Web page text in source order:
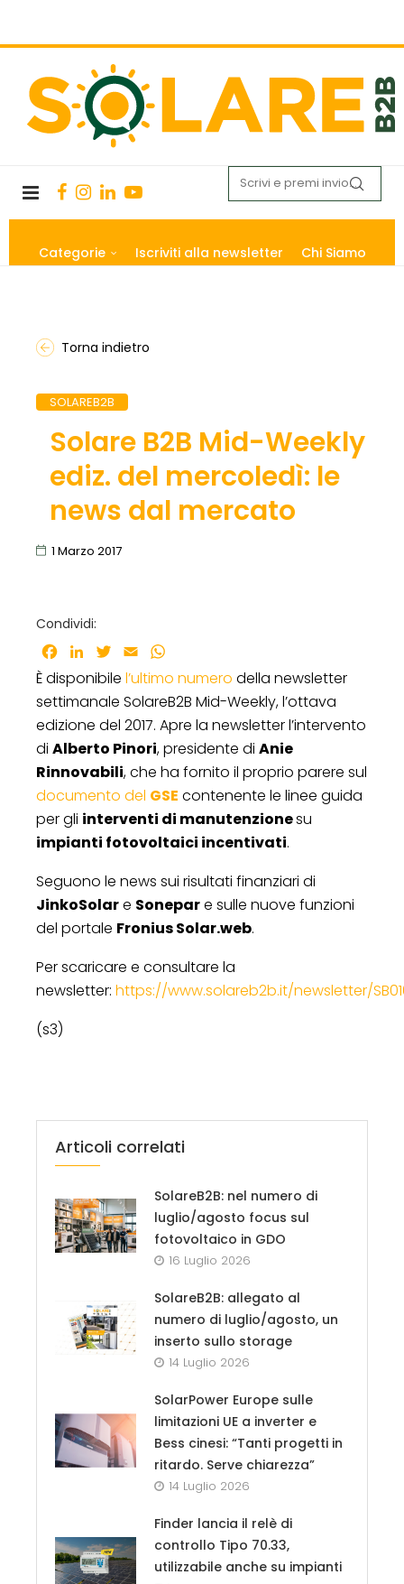
Categorie Iscriviti alla newsletter Chi Siamo
Torna indietro
SOLAREB2B
Solare B2B Mid-Weekly
ediz. del mercoledì: le
news dal mercato
1 Marzo 2017
Condividi:
Facebook
LinkedInTwitter
Email
È disponibile l’ultimo numero della newsletter
settimanale SolareB2B Mid-Weekly, l’ottava
edizione del 2017. Apre la newsletter l’intervento
di Alberto Pinori, presidente di Anie
Rinnovabili, che ha fornito il proprio parere sul
documento del GSE contenente le linee guida
per gli interventi di manutenzionesu
impianti fotovoltaici incentivati.
Seguono le news sui risultati finanziari di
JinkoSolare Sonepare sulle nuove funzioni
del portale Fronius Solar.web.
Per scaricare e consultare la
newsletter: https://www.solareb2b.it/newsletter/
(s3)
Articoli correlati
SolareB2B: nel numero di
luglio/agosto focus sul
fotovoltaico in GDO
16 Luglio 2026
SolareB2B: allegato al
numero di luglio/agosto, un
inserto sullo storage
14 Luglio 2026
SolarPower Europe sulle
limitazioni UE a inverter e
Bess cinesi: “Tanti progetti in
ritardo. Serve chiarezza”
14 Luglio 2026
Finder lancia il relè di
controllo Tipo 70.33,
utilizzabile anche su impianti